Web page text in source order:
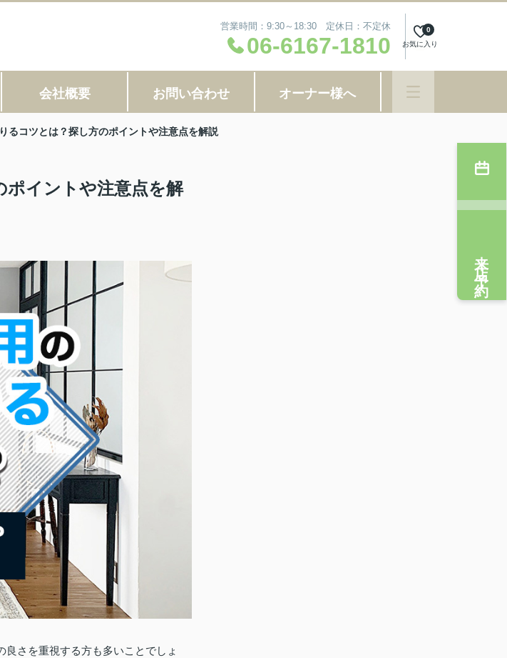
営業時間：9:30～18:30 定休日：不定休
06-6167-1810 お気に入り
0
会社概要 お問い合わせ オーナー様へ
るコツとは？探し方のポイントや注意点を解説
ポイントや注意点を解
さを重視する方も多いことでしょ
来店予約